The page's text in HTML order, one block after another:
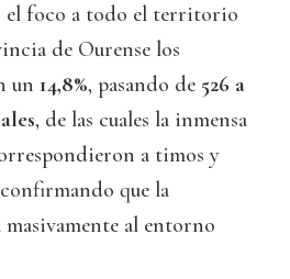
el foco a todo el territorio
de Ourense los
un 14,8%, pasando de 526 a
, de las cuales la inmensa
a timos y
que la
al entorno